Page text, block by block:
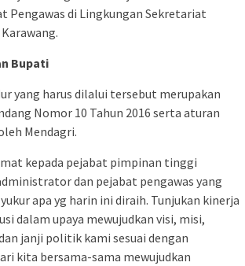
Pengawas di Lingkungan Sekretariat
Bupati
yang harus dilalui tersebut merupakan
Nomor 10 Tahun 2016 serta aturan
Mendagri.
kepada pejabat pimpinan tinggi
dan pejabat pengawas yang
apa yg harin ini diraih. Tunjukan kinerja
dalam upaya mewujudkan visi, misi,
janji politik kami sesuai dengan
kita bersama-sama mewujudkan